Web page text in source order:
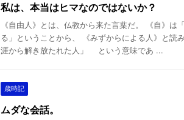
私は、本当はヒマなのではないか？
《自由人》とは、仏教から来た言葉だ。 《自》は
る」ということから、 《みずからによる人》と読
涯から解き放たれた人」 という意味であ ...
歳時記
ムダな会話。